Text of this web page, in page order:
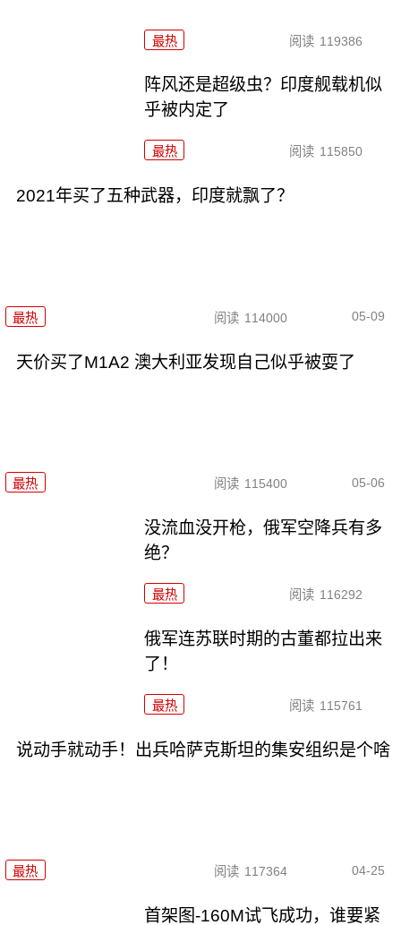
最热 阅读 119386
阵风还是超级虫？印度舰载机似
乎被内定了
最热 阅读 115850
2021年买了五种武器，印度就飘了？
最热 阅读 114000 05-09
天价买了M1A2 澳大利亚发现自己似乎被耍了
最热 阅读 115400 05-06
没流血没开枪，俄军空降兵有多
绝？
最热 阅读 116292
俄军连苏联时期的古董都拉出来
了！
最热 阅读 115761
说动手就动手！出兵哈萨克斯坦的集安组织是个啥
最热 阅读 117364 04-25
首架图-160M试飞成功，谁要紧